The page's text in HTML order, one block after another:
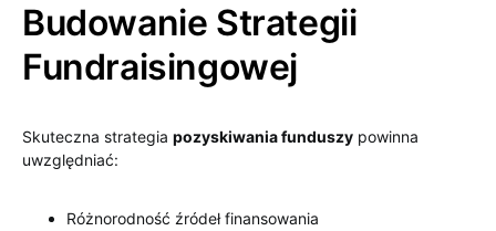
Budowanie Strategii
Fundraisingowej
Skuteczna strategia pozyskiwania funduszy powinna
uwzględniać:
Różnorodność źródeł finansowania